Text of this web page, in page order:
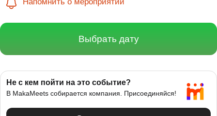
Выбрать дату